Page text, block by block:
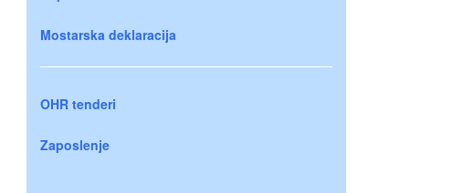
Mostarska deklaracija
OHR tenderi
Zaposlenje